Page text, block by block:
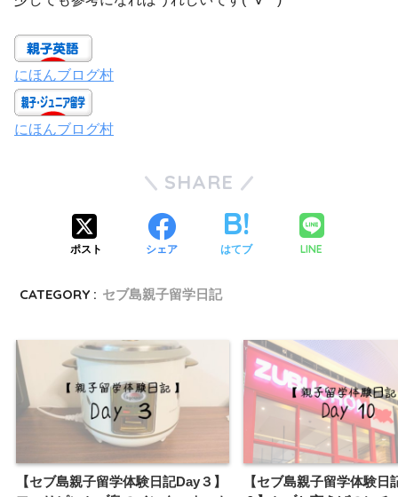
にほんブログ村
にほんブログ村
SHARE
ポスト シェア はてブ LINE
CATEGORY : セブ島親子留学日記
【セブ島親子留学体験日記Day３】
【セブ島親子留学体験日